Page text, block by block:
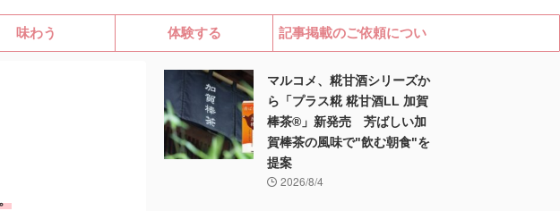
味わう 体験する 記事掲載のご依頼につい
マルコメ、糀甘酒シリーズか
ら「プラス糀 糀甘酒LL 加賀
棒茶®」新発売 芳ばしい加
賀棒茶の風味で"飲む朝食"を
提案
2026/8/4